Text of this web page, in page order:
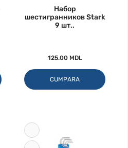
Набор
шестигранников Stark
9 шт..
125.00 MDL
CUMPARA